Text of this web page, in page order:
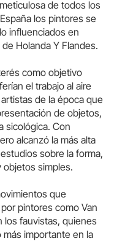
de todos los
los pintores se
influenciados en
Holanda Y Flandes.
como objetivo
el trabajo al aire
de la época que
de objetos,
sicológica. Con
alcanzó la más alta
sobre la forma,
objetos simples.
que
pintores como Van
los fauvistas, quienes
importante en la